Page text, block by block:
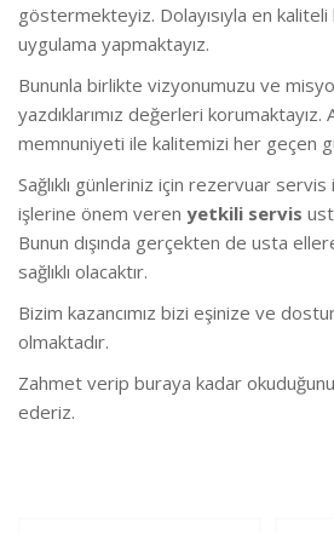
göstermekteyiz. Dolayısıyla en
uygulama yapmaktayız.
Bununla birlikte vizyonumuzu ve
yazdıklarımız değerleri korumaktayız.
memnuniyeti ile kalitemizi her geçen
Sağlıklı günleriniz için rezervuar servis
işlerine önem veren yetkili servis
Bunun dışında gerçekten de usta
sağlıklı olacaktır.
Bizim kazancımız bizi eşinize ve
olmaktadır.
Zahmet verip buraya kadar
ederiz.